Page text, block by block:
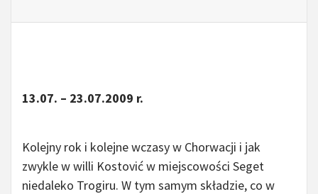
13.07. – 23.07.2009 r.
Kolejny rok i kolejne wczasy w Chorwacji i jak
zwykle w willi Kostović w miejscowości Seget
niedaleko Trogiru. W tym samym składzie, co w